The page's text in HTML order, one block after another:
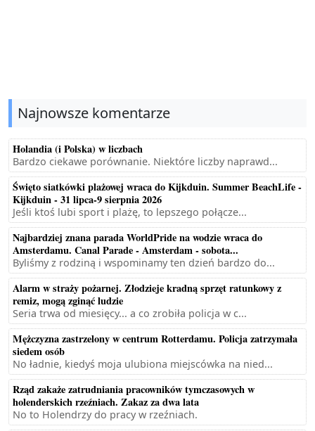
Najnowsze komentarze
Holandia (i Polska) w liczbach
Bardzo ciekawe porównanie. Niektóre liczby naprawd...
Święto siatkówki plażowej wraca do Kijkduin. Summer BeachLife -
Kijkduin - 31 lipca-9 sierpnia 2026
Jeśli ktoś lubi sport i plażę, to lepszego połącze...
Najbardziej znana parada WorldPride na wodzie wraca do
Amsterdamu. Canal Parade - Amsterdam - sobota...
Byliśmy z rodziną i wspominamy ten dzień bardzo do...
Alarm w straży pożarnej. Złodzieje kradną sprzęt ratunkowy z
remiz, mogą zginąć ludzie
Seria trwa od miesięcy... a co zrobiła policja w c...
Mężczyzna zastrzelony w centrum Rotterdamu. Policja zatrzymała
siedem osób
No ładnie, kiedyś moja ulubiona miejscówka na nied...
Rząd zakaże zatrudniania pracowników tymczasowych w
holenderskich rzeźniach. Zakaz za dwa lata
No to Holendrzy do pracy w rzeźniach.